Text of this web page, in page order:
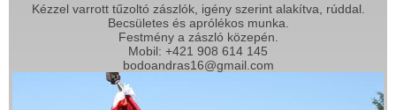
Kézzel varrott tűzoltó zászlók, igény szerint alakítva, rúddal.
Becsületes és aprólékos munka.
Festmény a zászló közepén.
Mobil: +421 908 614 145
bodoandras16@gmail.com